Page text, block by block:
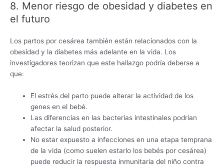
8. Menor riesgo de obesidad y diabetes en
el futuro
Los partos por cesárea también están relacionados con la
obesidad y la diabetes más adelante en la vida. Los
investigadores teorizan que este hallazgo podría deberse a
que:
El estrés del parto puede alterar la actividad de los
genes en el bebé.
Las diferencias en las bacterias intestinales podrían
afectar la salud posterior.
No estar expuesto a infecciones en una etapa temprana
de la vida (como suelen estarlo los bebés por cesárea)
puede reducir la respuesta inmunitaria del niño contra